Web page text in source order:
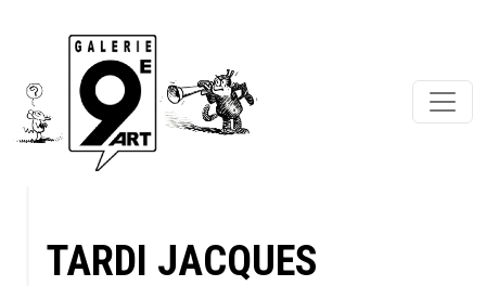
TARDI JACQUES